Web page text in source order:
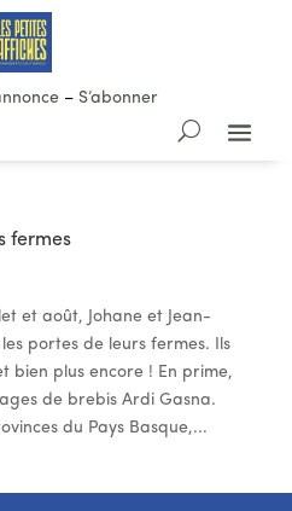
– S’abonner
fermes
et août, Johane et Jean-
portes de leurs fermes. Ils
bien plus encore ! En prime,
de brebis Ardi Gasna.
du Pays Basque,...